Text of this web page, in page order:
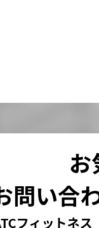
お
問い合
フィットネス